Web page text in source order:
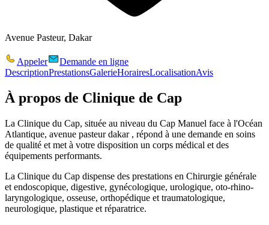
Avenue Pasteur, Dakar
Appeler
Demande en ligne
DescriptionPrestationsGalerieHorairesLocalisationAvis
À propos de Clinique de Cap
La Clinique du Cap, située au niveau du Cap Manuel face à l'Océan
Atlantique, avenue pasteur dakar , répond à une demande en soins
de qualité et met à votre disposition un corps médical et des
équipements performants.
La Clinique du Cap dispense des prestations en Chirurgie générale
et endoscopique, digestive, gynécologique, urologique, oto-rhino-
laryngologique, osseuse, orthopédique et traumatologique,
neurologique, plastique et réparatrice.